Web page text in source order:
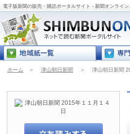
電子版新聞の販売・購読ポータルサイト - 新聞オンライン
ホーム ＞ 津山朝日新聞 ＞ 津山朝日新聞